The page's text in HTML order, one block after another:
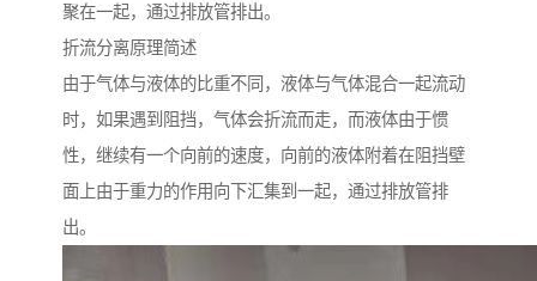
聚在一起，通过排放管排出。
折流分离原理简述
由于气体与液体的比重不同，液体与气体混合一起流动
时，如果遇到阻挡，气体会折流而走，而液体由于惯
性，继续有一个向前的速度，向前的液体附着在阻挡壁
面上由于重力的作用向下汇集到一起，通过排放管排
出。